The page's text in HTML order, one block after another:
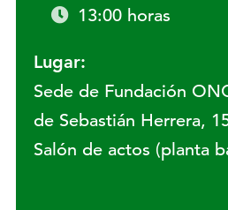
13:00 horas
Lugar:
Sede de Fundación
de Sebastián Herrera,
Salón de actos (planta